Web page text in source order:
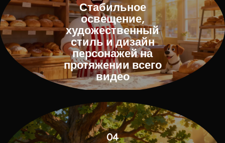
Стабильное
освещение,
художественный
стиль и дизайн
персонажей на
протяжении всего
видео
04